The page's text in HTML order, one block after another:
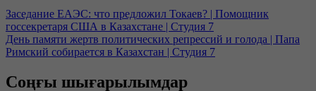
Заседание ЕАЭС: что предложил Токаев? | Помощник
госсекретаря США в Казахстане | Студия 7
День памяти жертв политических репрессий и голода | Папа
Римский собирается в Казахстан | Студия 7
Соңғы шығарылымдар